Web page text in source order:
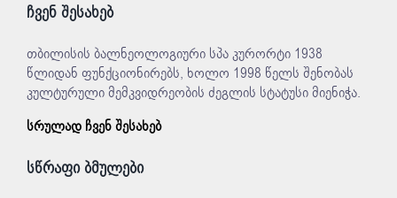
ჩვენ შესახებ
თბილისის ბალნეოლოგიური სპა კურორტი 1938
წლიდან ფუნქციონირებს, ხოლო 1998 წელს შენობას
კულტურული მემკვიდრეობის ძეგლის სტატუსი მიენიჭა.
სრულად ჩვენ შესახებ
სწრაფი ბმულები